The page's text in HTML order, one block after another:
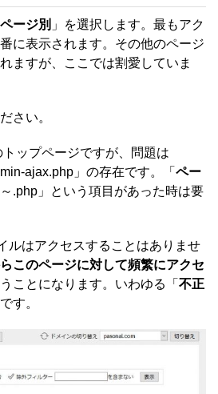
ページ別 」を選択します。最もアク
に表示されます。その他のページ
ますが、ここでは割愛していま
さい。
ップページですが、問題は
ajax.php」の存在です。「 ペー
.php」という項目があった時は要
ルはアクセスすることはありませ
このページに対して頻繁にアクセ
ことになります。いわゆる「 不正
す。